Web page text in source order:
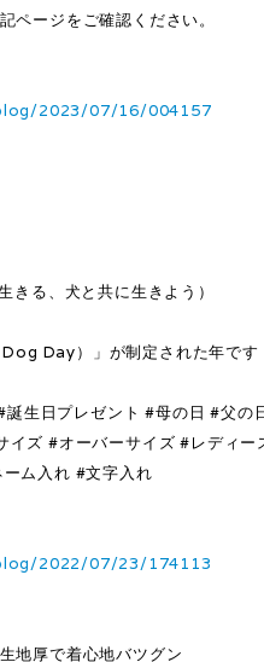
ページをご確認ください。
2023/07/16/004157
きる、犬と共に生きよう）
Day）」が制定された年です
生日プレゼント #母の日 #父
ズ #オーバーサイズ #レディ
ム入れ #文字入れ
2022/07/23/174113
地厚で着心地バツグン